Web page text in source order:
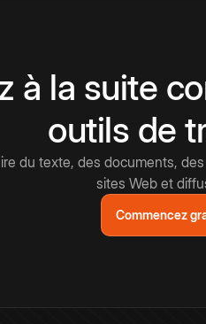
à la suite
outils de
du texte, des documents,
sites Web et
Commencez